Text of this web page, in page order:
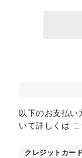
以下のお支払い
いて詳しくは
クレジットカー